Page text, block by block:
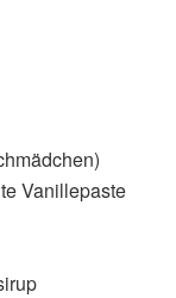
Vanillepaste